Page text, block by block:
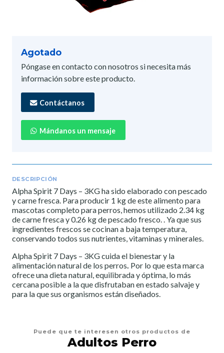
Agotado
Póngase en contacto con nosotros si necesita más
información sobre este producto.
Contáctanos
Mándanos un mensaje
DESCRIPCIÓN
Alpha Spirit 7 Days – 3KG ha sido elaborado con pescado
y carne fresca. Para producir 1 kg de este alimento para
mascotas completo para perros, hemos utilizado 2.34 kg
de carne fresca y 0.26 kg de pescado fresco. . Ya que sus
ingredientes frescos se cocinan a baja temperatura,
conservando todos sus nutrientes, vitaminas y minerales.
Alpha Spirit 7 Days – 3KG cuida el bienestar y la
alimentación natural de los perros Por lo que esta marca
ofrece una dieta natural, equilibrada y óptima, lo más
cercana posible a la que disfrutaban en estado salvaje y
para la que sus organismos están diseñados.
Puede que te interesen otros productos de
Adultos Perro